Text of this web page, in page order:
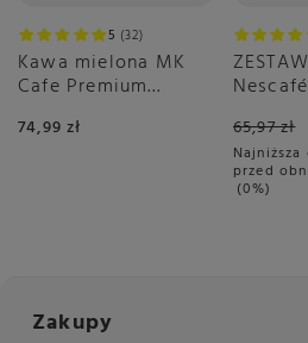
5 32
Kawa mielona MK
Cafe Premium
74,99 zł 3x16
65,97 zł
przed
0%
Zakupy